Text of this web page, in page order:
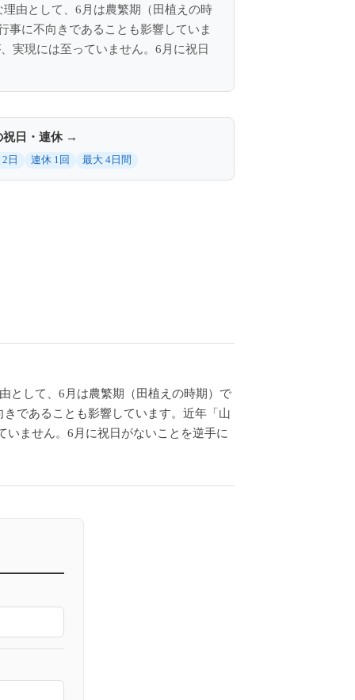
由として、6月は農繁期（田植えの時
事に不向きであることも影響していま
実現には至っていません。6月に祝日
祝日・連休 →
日 連休 1回 最大 4日間
として、6月は農繁期（田植えの時期）で
であることも影響しています。近年「山
ません。6月に祝日がないことを逆手に